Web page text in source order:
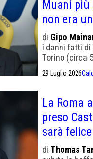
Muani più
non era
di Gipo
i danni fatti
Torino (circa
bosniaco (40
Strano che
29 Luglio 2026
La Roma
preso
sarà felice
di Thomas